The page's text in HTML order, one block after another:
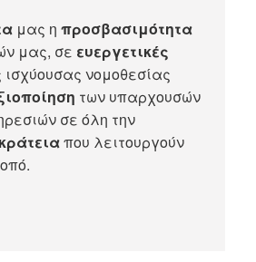
μας ηπροσβασιμότητα
μας, σε ευεργετικές
ισχύουσας νομοθεσίας
των υπαρχουσών
σε όλη την
που λειτουργούν